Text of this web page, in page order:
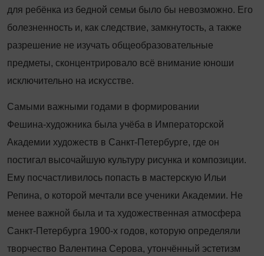
для ребёнка из бедной семьи было бы невозможно. Его
болезненность и, как следствие, замкнутость, а также
разрешение не изучать общеобразовательные
предметы, сконцентрировало всё внимание юноши
исключительно на искусстве.
Самыми важными годами в формировании
Фешина‑художника была учёба в Императорской
Академии художеств в Санкт‑Петербурге, где он
постигал высочайшую культуру рисунка и композиции.
Ему посчастливилось попасть в мастерскую Ильи
Репина, о которой мечтали все ученики Академии. Не
менее важной была и та художественная атмосфера
Санкт-Петербурга 1900-х годов, которую определяли
творчество Валентина Серова, утончённый эстетизм